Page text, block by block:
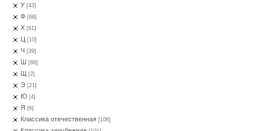
У [43]
Ф [66]
Х [61]
Ц [10]
Ч [39]
Ш [86]
Щ [2]
Э [21]
Ю [4]
Я [6]
Классика отечественная [106]